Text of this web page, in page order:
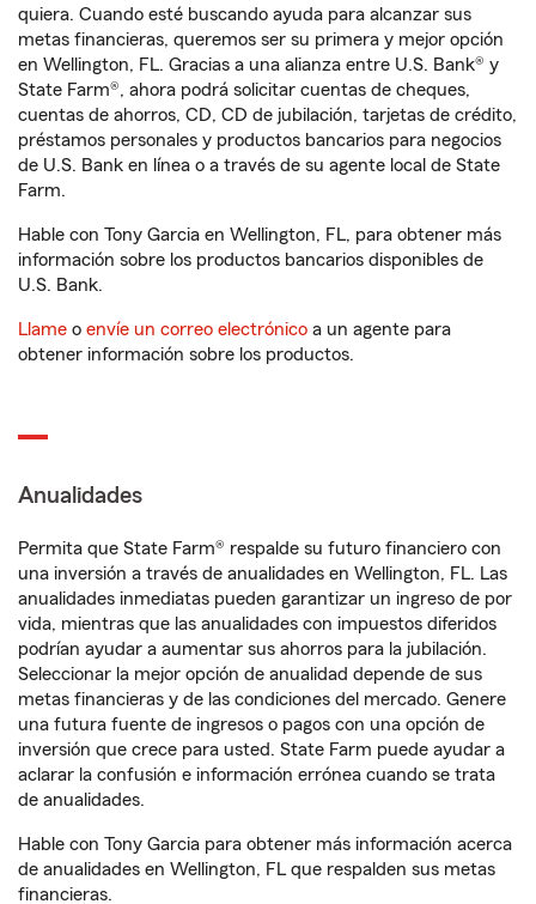
quiera. Cuando esté buscando ayuda para alcanzar sus
metas financieras, queremos ser su primera y mejor opción
en Wellington, FL. Gracias a una alianza entre U.S. Bank® y
State Farm®, ahora podrá solicitar cuentas de cheques,
cuentas de ahorros, CD, CD de jubilación, tarjetas de crédito,
préstamos personales y productos bancarios para negocios
de U.S. Bank en línea o a través de su agente local de State
Farm.
Hable con Tony Garcia en Wellington, FL, para obtener más
información sobre los productos bancarios disponibles de
U.S. Bank.
Llame o envíe un correo electrónico a un agente para
obtener información sobre los productos.
Anualidades
Permita que State Farm® respalde su futuro financiero con
una inversión a través de anualidades en Wellington, FL. Las
anualidades inmediatas pueden garantizar un ingreso de por
vida, mientras que las anualidades con impuestos diferidos
podrían ayudar a aumentar sus ahorros para la jubilación.
Seleccionar la mejor opción de anualidad depende de sus
metas financieras y de las condiciones del mercado. Genere
una futura fuente de ingresos o pagos con una opción de
inversión que crece para usted. State Farm puede ayudar a
aclarar la confusión e información errónea cuando se trata
de anualidades.
Hable con Tony Garcia para obtener más información acerca
de anualidades en Wellington, FL que respalden sus metas
financieras.